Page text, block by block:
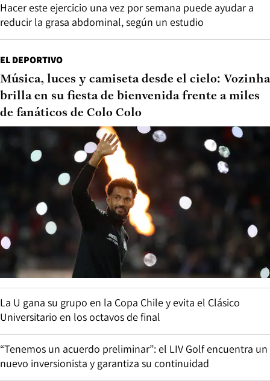
Hacer este ejercicio una vez por semana puede ayudar a
reducir la grasa abdominal, según un estudio
EL DEPORTIVO
Música, luces y camiseta desde el cielo: Vozinha
brilla en su fiesta de bienvenida frente a miles
de fanáticos de Colo Colo
La U gana su grupo en la Copa Chile y evita el Clásico
Universitario en los octavos de final
“Tenemos un acuerdo preliminar”: el LIV Golf encuentra un
nuevo inversionista y garantiza su continuidad